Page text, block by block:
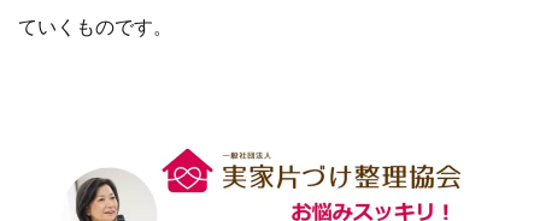
ていくものです。